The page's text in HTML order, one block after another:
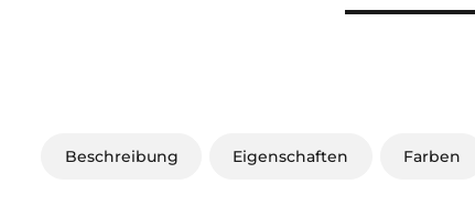
Beschreibung Eigenschaften Farben